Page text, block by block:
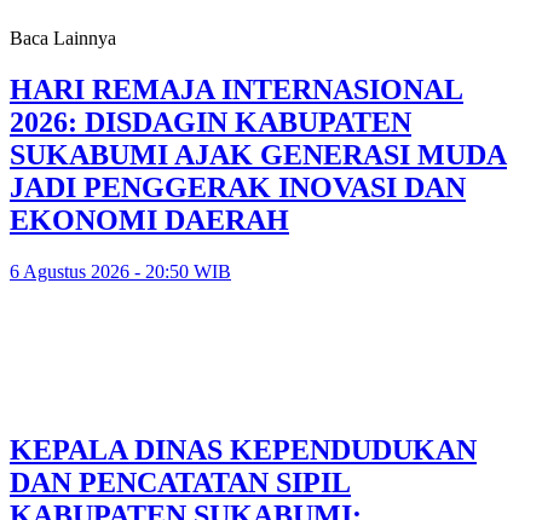
Baca Lainnya
HARI REMAJA INTERNASIONAL
2026: DISDAGIN KABUPATEN
SUKABUMI AJAK GENERASI MUDA
JADI PENGGERAK INOVASI DAN
EKONOMI DAERAH
6 Agustus 2026 - 20:50 WIB
KEPALA DINAS KEPENDUDUKAN
DAN PENCATATAN SIPIL